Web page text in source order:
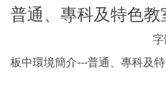
普通、專科及 特色教
字
板中環境簡介---普通、專科及